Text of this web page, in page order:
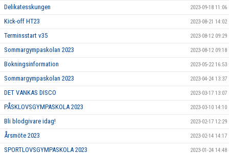
Delikatesskungen 2023-09-18 11:06
Kick-off HT23 2023-08-21 14:02
Terminsstart v35 2023-08-12 09:29
Sommargympaskolan 2023 2023-08-12 09:18
Bokningsinformation 2023-05-22 16:53
Sommargympaskolan 2023 2023-04-24 13:37
DET VANKAS DISCO 2023-03-17 13:07
PÅSKLOVSGYMPASKOLA 2023 2023-03-10 14:10
Bli blodgivare idag! 2023-02-17 12:29
Årsmöte 2023 2023-02-14 14:17
SPORTLOVSGYMPASKOLA 2023 2023-01-24 14:48